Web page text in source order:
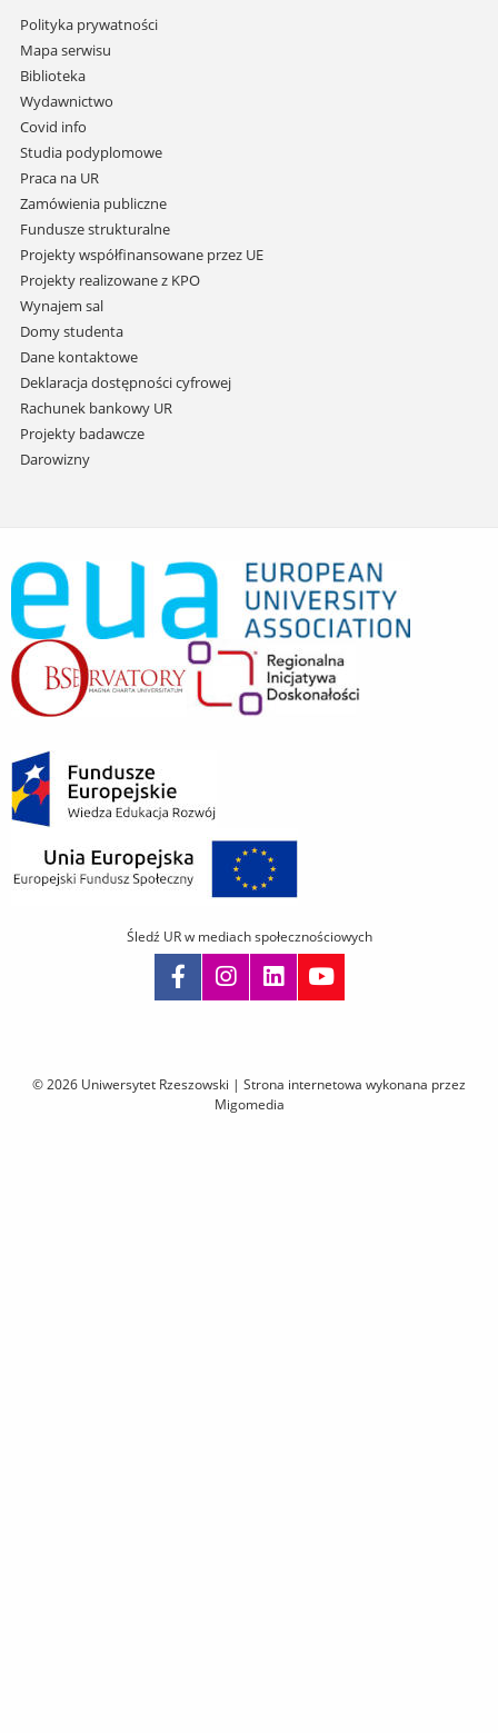
Pomiń
nawigację
i
przejdź
do
treści
Polityka prywatności
Mapa serwisu
Biblioteka
Wydawnictwo
Covid info
Studia podyplomowe
Praca na UR
Zamówienia publiczne
Fundusze strukturalne
Projekty współfinansowane przez UE
Projekty realizowane z KPO
Wynajem sal
Domy studenta
Dane kontaktowe
Deklaracja dostępności cyfrowej
Rachunek bankowy UR
Projekty badawcze
Darowizny
© 2026 Uniwersytet Rzeszowski | Strona internetowa wykonana przez
Migomedia
Śledź UR w mediach społecznościowych
i
przejdź